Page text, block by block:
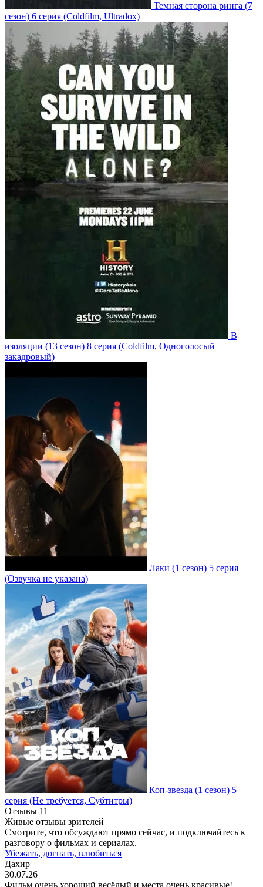
Темная сторона ринга (7
сезон) 6 серия (Coldfilm, Ultradox)
В
изоляции (13 сезон) 8 серия (Coldfilm, Одноголосый
закадровый)
Лаки (1 сезон) 5 серия
(Озвучка не указана)
Коп-звезда (1 сезон) 5
серия (Не требуется, Субтитры)
Отзывы 11
Живые отзывы зрителей
Смотрите, что обсуждают прямо сейчас, и подключайтесь к
разговору о фильмах и сериалах.
Убежать, догнать, влюбиться
Дахир
30.07.26